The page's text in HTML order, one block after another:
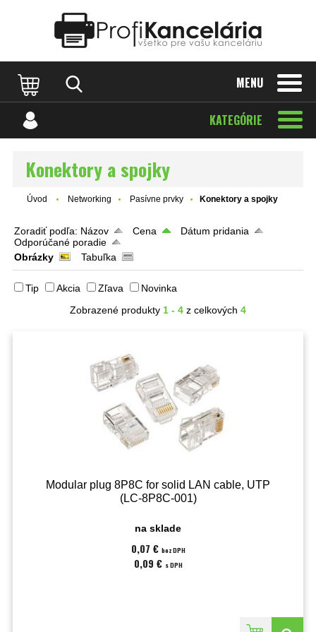
MENU
KATEGÓRIE
Konektory a spojky
Úvod Networking Pasívne prvky Konektory a spojky
Zoradiť podľa: Názov Cena
Dátum pridania
Odporúčané poradie
Obrázky
Tabuľka
Tip Akcia Zľava
Novinka
Zobrazené produkty 1 - 4 z celkových 4
Modular plug 8P8C for solid LAN cable, UTP
(LC-8P8C-001)
na sklade
0,07 € bez DPH
0,09 € s DPH
Katalóg internetových stránok Designed by Rawpixel.com